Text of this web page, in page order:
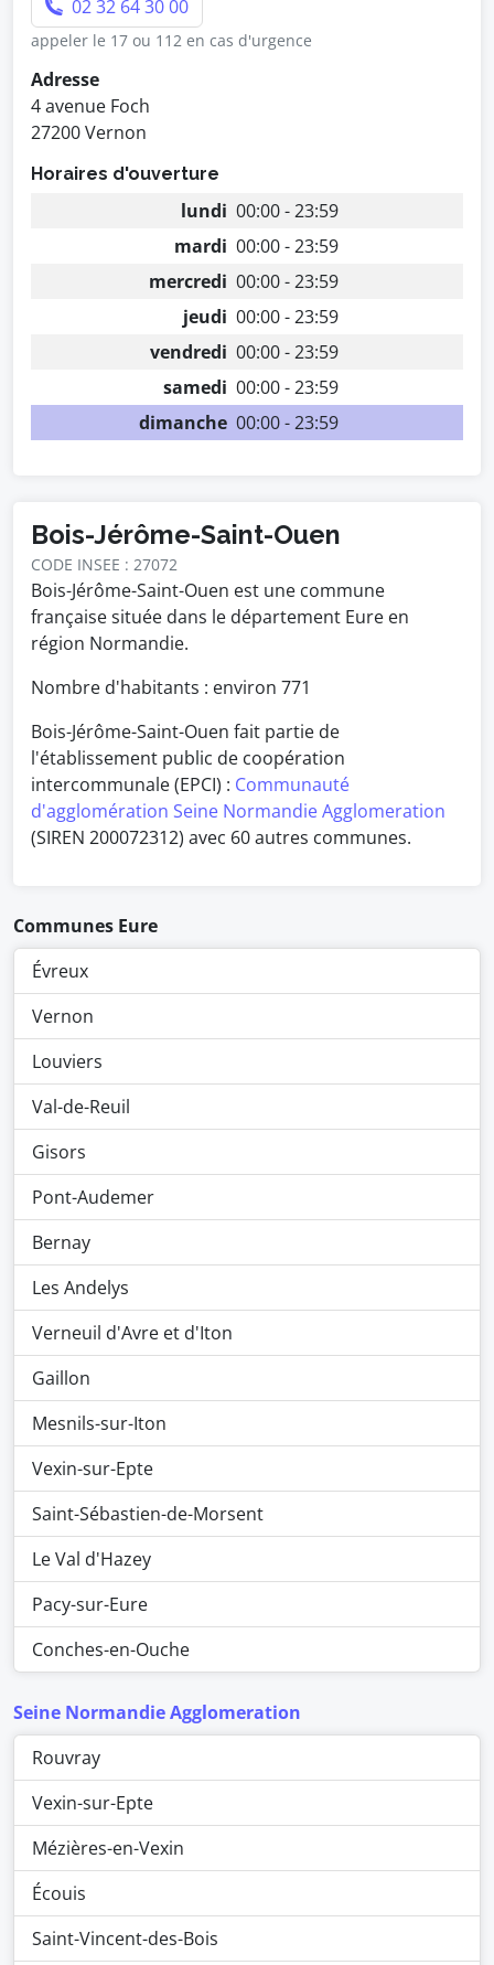
02 32 64 30 00
appeler le 17 ou 112 en cas d'urgence
Adresse
4 avenue Foch
27200 Vernon
Horaires d'ouverture
lundi 00:00 - 23:59
mardi 00:00 - 23:59
mercredi 00:00 - 23:59
jeudi 00:00 - 23:59
vendredi 00:00 - 23:59
samedi 00:00 - 23:59
dimanche 00:00 - 23:59
Bois-Jérôme-Saint-Ouen
CODE INSEE : 27072
Bois-Jérôme-Saint-Ouen est une commune
française située dans le département Eure en
région Normandie.
Nombre d'habitants : environ 771
Bois-Jérôme-Saint-Ouen fait partie de
l'établissement public de coopération
intercommunale (EPCI) : Communauté
d'agglomération Seine Normandie Agglomeration
(SIREN 200072312) avec 60 autres communes.
Communes Eure
Évreux
Vernon
Louviers
Val-de-Reuil
Gisors
Pont-Audemer
Bernay
Les Andelys
Verneuil d'Avre et d'Iton
Gaillon
Mesnils-sur-Iton
Vexin-sur-Epte
Saint-Sébastien-de-Morsent
Le Val d'Hazey
Pacy-sur-Eure
Conches-en-Ouche
Seine Normandie Agglomeration
Rouvray
Vexin-sur-Epte
Mézières-en-Vexin
Écouis
Saint-Vincent-des-Bois